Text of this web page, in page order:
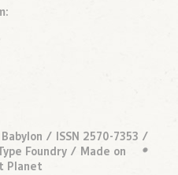
/ ISSN 2570-7353 /
Foundry / Made on
Planet